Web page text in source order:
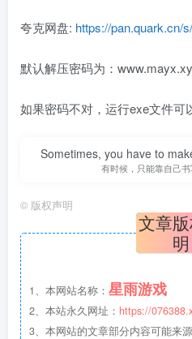
夸克网盘: https://pan.quark.cn/
默认解压密码为：
如果密码不对，运行exe文件可
Sometimes, you have to
有时候，只能靠自己
© 版权声明
文章
明
1、本网站名称： 星雨游戏
2、本站永久网址： https://
3、本网站的文章部分内容可能来